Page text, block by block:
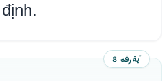
آية رقم 8